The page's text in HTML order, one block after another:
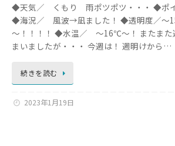
◆天気／ くもり 雨ポツポツ・・・ ◆ポ
◆海況／ 風波→凪ました！ ◆透明度／～
～！！！！ ◆水温／ ～16℃～！ またまた
まいましたが・・・ 今週は！ 週明けから…
続きを読む
2023年1月19日